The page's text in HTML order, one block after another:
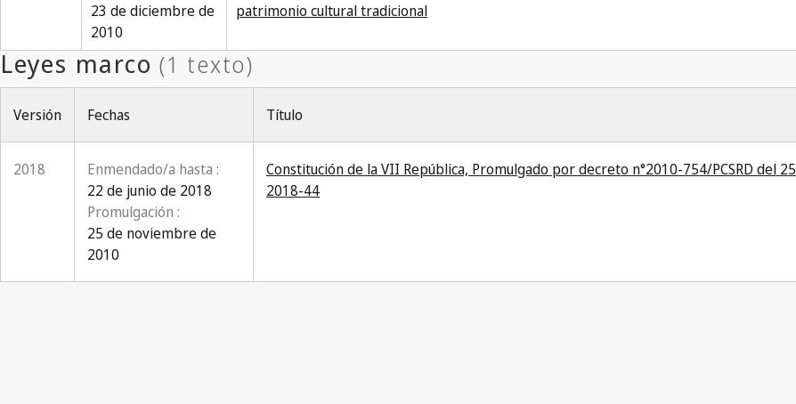
23 de diciembre de
2010
patrimonio cultural tradicional
Versión Fechas Título
2018
Enmendado/a hasta :
22 de junio de 2018
Promulgación :
25 de noviembre de
2010
Constitución de la VII República, Promulgado por decreto n°2010-754/PCSRD del
2018-44